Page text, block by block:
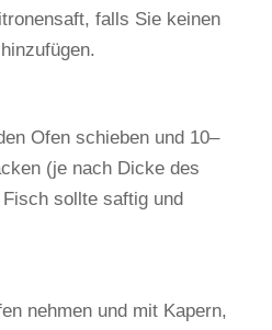
falls Sie keinen
Ofen schieben und 10–
(je nach Dicke des
sollte saftig und
nehmen und mit Kapern,